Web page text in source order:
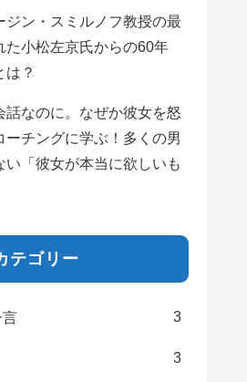
ジン・スミルノフ教授の最
た小松左京氏からの60年
は？
話なのに。なぜか彼女を怒
ーチングに学ぶ！多くの男
い「彼女が本当に欲しいも
テゴリー
言 3
3